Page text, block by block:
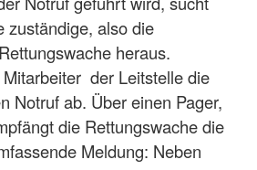
zuständige, also die
heraus.
der Leitstelle die
Notruf ab. Über einen Pager,
die Rettungswache die
Meldung: Neben